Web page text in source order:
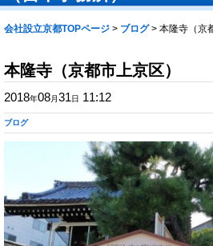
会社設立京都TOPページ > ブログ > 本隆寺（京
本隆寺（京都市上京区）
2018年08月31日 11:12
ブログ